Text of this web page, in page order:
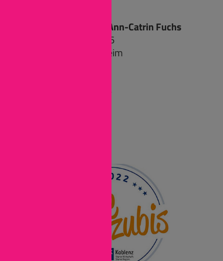
Ansprechpartnerin: Ann-Catrin Fuchs
An den Nahewiesen 6
55450 Langenlonsheim